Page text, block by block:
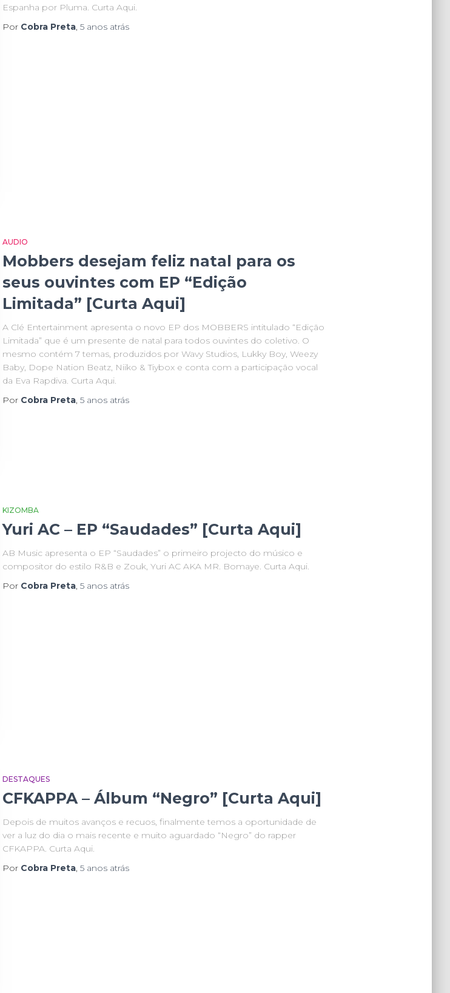
Espanha por Pluma. Curta Aqui.
Por Cobra Preta, 5 anosatrás
AUDIO
Mobbers desejam feliz natal para os
seus ouvintes com EP “Edição
Limitada” [Curta Aqui]
A Clé Entertainment apresenta o novo EP dos MOBBERS intitulado “Edição
Limitada” que é um presente de natal para todos ouvintes do coletivo. O
mesmo contém 7 temas, produzidos por Wavy Studios, Lukky Boy, Weezy
Baby, Dope Nation Beatz, Niiko & Tiybox e conta com a participação vocal
da Eva Rapdiva. Curta Aqui.
Por Cobra Preta, 5 anosatrás
KIZOMBA
Yuri AC – EP “Saudades” [Curta Aqui]
AB Music apresenta o EP “Saudades” o primeiro projecto do músico e
compositor do estilo R&B e Zouk, Yuri AC AKA MR. Bomaye. Curta Aqui.
Por Cobra Preta, 5 anosatrás
DESTAQUES
CFKAPPA – Álbum “Negro” [Curta Aqui]
Depois de muitos avanços e recuos, finalmente temos a oportunidade de
ver a luz do dia o mais recente e muito aguardado “Negro” do rapper
CFKAPPA. Curta Aqui.
Por Cobra Preta, 5 anosatrás